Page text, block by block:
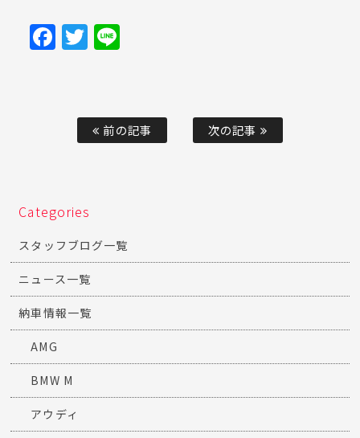
Facebook
Twitter
前の記事 次の記事
Categories
スタッフブログ一覧
ニュース一覧
納車情報一覧
AMG
BMW M
アウディ